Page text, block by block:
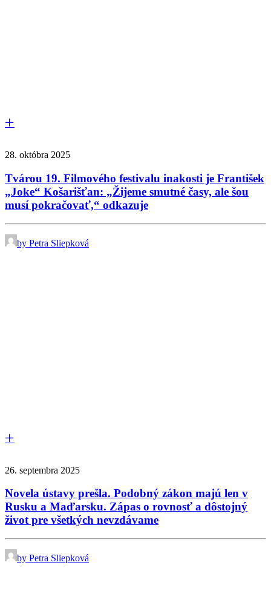
28. októbra 2025
Tvárou 19. Filmového festivalu inakosti je František
„Joke“ Košarišťan: „Žijeme smutné časy, ale šou
musí pokračovať,“ odkazuje
by Petra Sliepková
26. septembra 2025
Novela ústavy prešla. Podobný zákon majú len v
Rusku a Maďarsku. Zápas o rovnosť a dôstojný
život pre všetkých nevzdávame
by Petra Sliepková